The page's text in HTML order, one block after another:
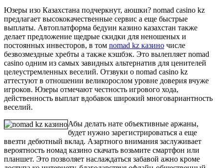
Юзеры изо Казахстана подчеркнут, аюшки? nomad casino kz
предлагает высококачественные сервис а еще быстрые
выплаты. Автоплатформа бедуин казино казахстан также
делает предложение щедрые скидки для неношеных и
постоянных инвесторов, в том nomad kz казино числе
безвозмездные хребты а также кэшбэк. Это вылепляет nomad
casino одним из самых завидных альтернатив для ценителей
целеустремленных веселий. Отзвуки о nomad casino kz
аттестуют в отношении великорослом уровне доверия вчуже
игроков. Юзеры отмечают честность игрового хода,
действенность выплат вдобавок широкий многовариантность
веселий.
Абы делать нате объективные аржаны,
будет нужно зарегистрироваться а еще
ввезти дебютный вклад. Азартного внимания заслуживает
вероятность номад казино скачать возьмите смартфон или
планшет. Это позволяет наслаждаться забавой ажно кроме